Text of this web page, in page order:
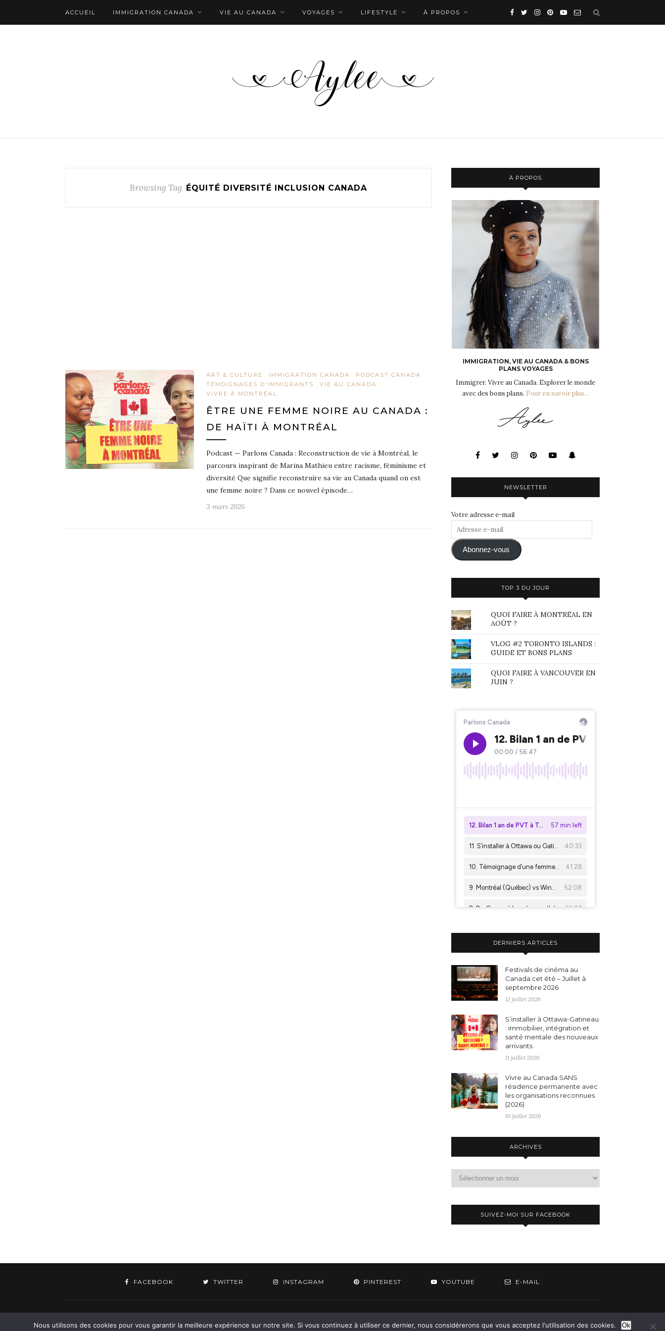
ACCUEIL IMMIGRATION CANADA VIE AU CANADA VOYAGES LIFESTYLE À PROPOS
Browsing Tag ÉQUITÉ DIVERSITÉ INCLUSION CANADA
ART & CULTURE IMMIGRATION CANADA
PODCAST CANADA
TÉMOIGNAGES D'IMMIGRANTS
VIE AU CANADA
VIVRE À MONTRÉAL
ÊTRE UNE FEMME NOIRE AU CANADA :
DE HAÏTI À MONTRÉAL
Podcast — Parlons Canada : Reconstruction de vie à Montréal, le
parcours inspirant de Marina Mathieu entre racisme, féminisme et
diversité Que signifie reconstruire sa vie au Canada quand on est
une femme noire ? Dans ce nouvel épisode…
3 mars 2026
À PROPOS
IMMIGRATION, VIE AU CANADA & BONS
PLANS VOYAGES
Immigrer. Vivre au Canada. Explorer le monde
avec des bons plans. Pour en savoir plus...
NEWSLETTER
Votre adresse e-mail
Adresse
mail Abonnez-vous
TOP 3 DU JOUR
QUOI FAIRE À MONTRÉAL EN
AOÛT ?
VLOG #2 TORONTO ISLANDS :
GUIDE ET BONS PLANS
QUOI FAIRE À VANCOUVER EN
JUIN ?
DERNIERS ARTICLES
Festivals de cinéma au
Canada cet été – Juillet à
septembre 2026
12 juillet 2026
S’installer à Ottawa-Gatineau
: immobilier, intégration et
santé mentale des nouveaux
arrivants
11 juillet 2026
Vivre au Canada SANS
résidence permanente avec
les organisations reconnues
(2026)
10 juillet 2026
ARCHIVES
SUIVEZ-MOI SUR FACEBOOK
FACEBOOK TWITTER INSTAGRAM PINTEREST YOUTUBE E-MAIL
Nous utilisons des cookies pour vous garantir la meilleure expérience sur notre site. Si vous continuez à utiliser ce dernier, nous considérerons que vous acceptez l'utilisation des cookies. Ok